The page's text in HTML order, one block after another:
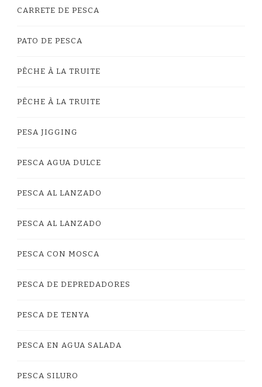
CARRETE DE PESCA
PATO DE PESCA
PÊCHE À LA TRUITE
PÊCHE À LA TRUITE
PESA JIGGING
PESCA AGUA DULCE
PESCA AL LANZADO
PESCA AL LANZADO
PESCA CON MOSCA
PESCA DE DEPREDADORES
PESCA DE TENYA
PESCA EN AGUA SALADA
PESCA SILURO